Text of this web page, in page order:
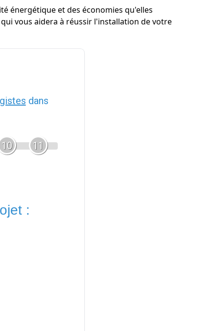
énergétique et des économies qu'elles
vous aidera à réussir l'installation de votre
dans
10 11
: